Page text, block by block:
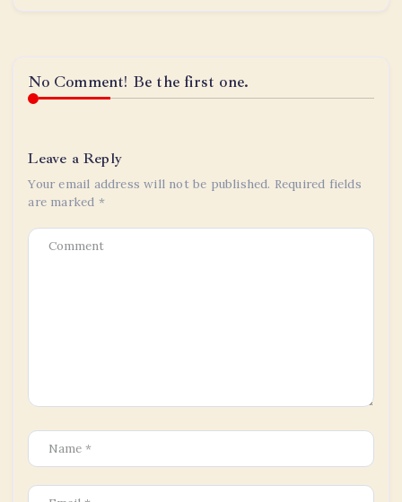
No Comment! Be the first one.
Leave a Reply
Your email address will not be published. Required fields
are marked *